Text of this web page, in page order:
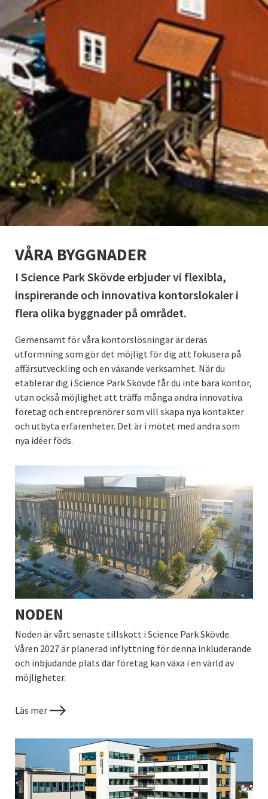
VÅRA BYGGNADER
I Science Park Skövde erbjuder vi flexibla,
inspirerande och innovativa kontorslokaler i
flera olika byggnader på området.
Gemensamt för våra kontorslösningar är deras
utformning som gör det möjligt för dig att fokusera på
affärsutveckling och en växande verksamhet. När du
etablerar dig i Science Park Skövde får du inte bara kontor,
utan också möjlighet att träffa många andra innovativa
företag och entreprenörer som vill skapa nya kontakter
och utbyta erfarenheter. Det är i mötet med andra som
nya idéer föds.
NODEN
Noden är vårt senaste tillskott i Science Park Skövde.
Våren 2027 är planerad inflyttning för denna inkluderande
och inbjudande plats där företag kan växa i en värld av
möjligheter.
Läs mer